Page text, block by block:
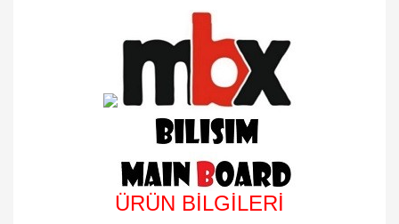
ÜRÜN BİLGİLERİ